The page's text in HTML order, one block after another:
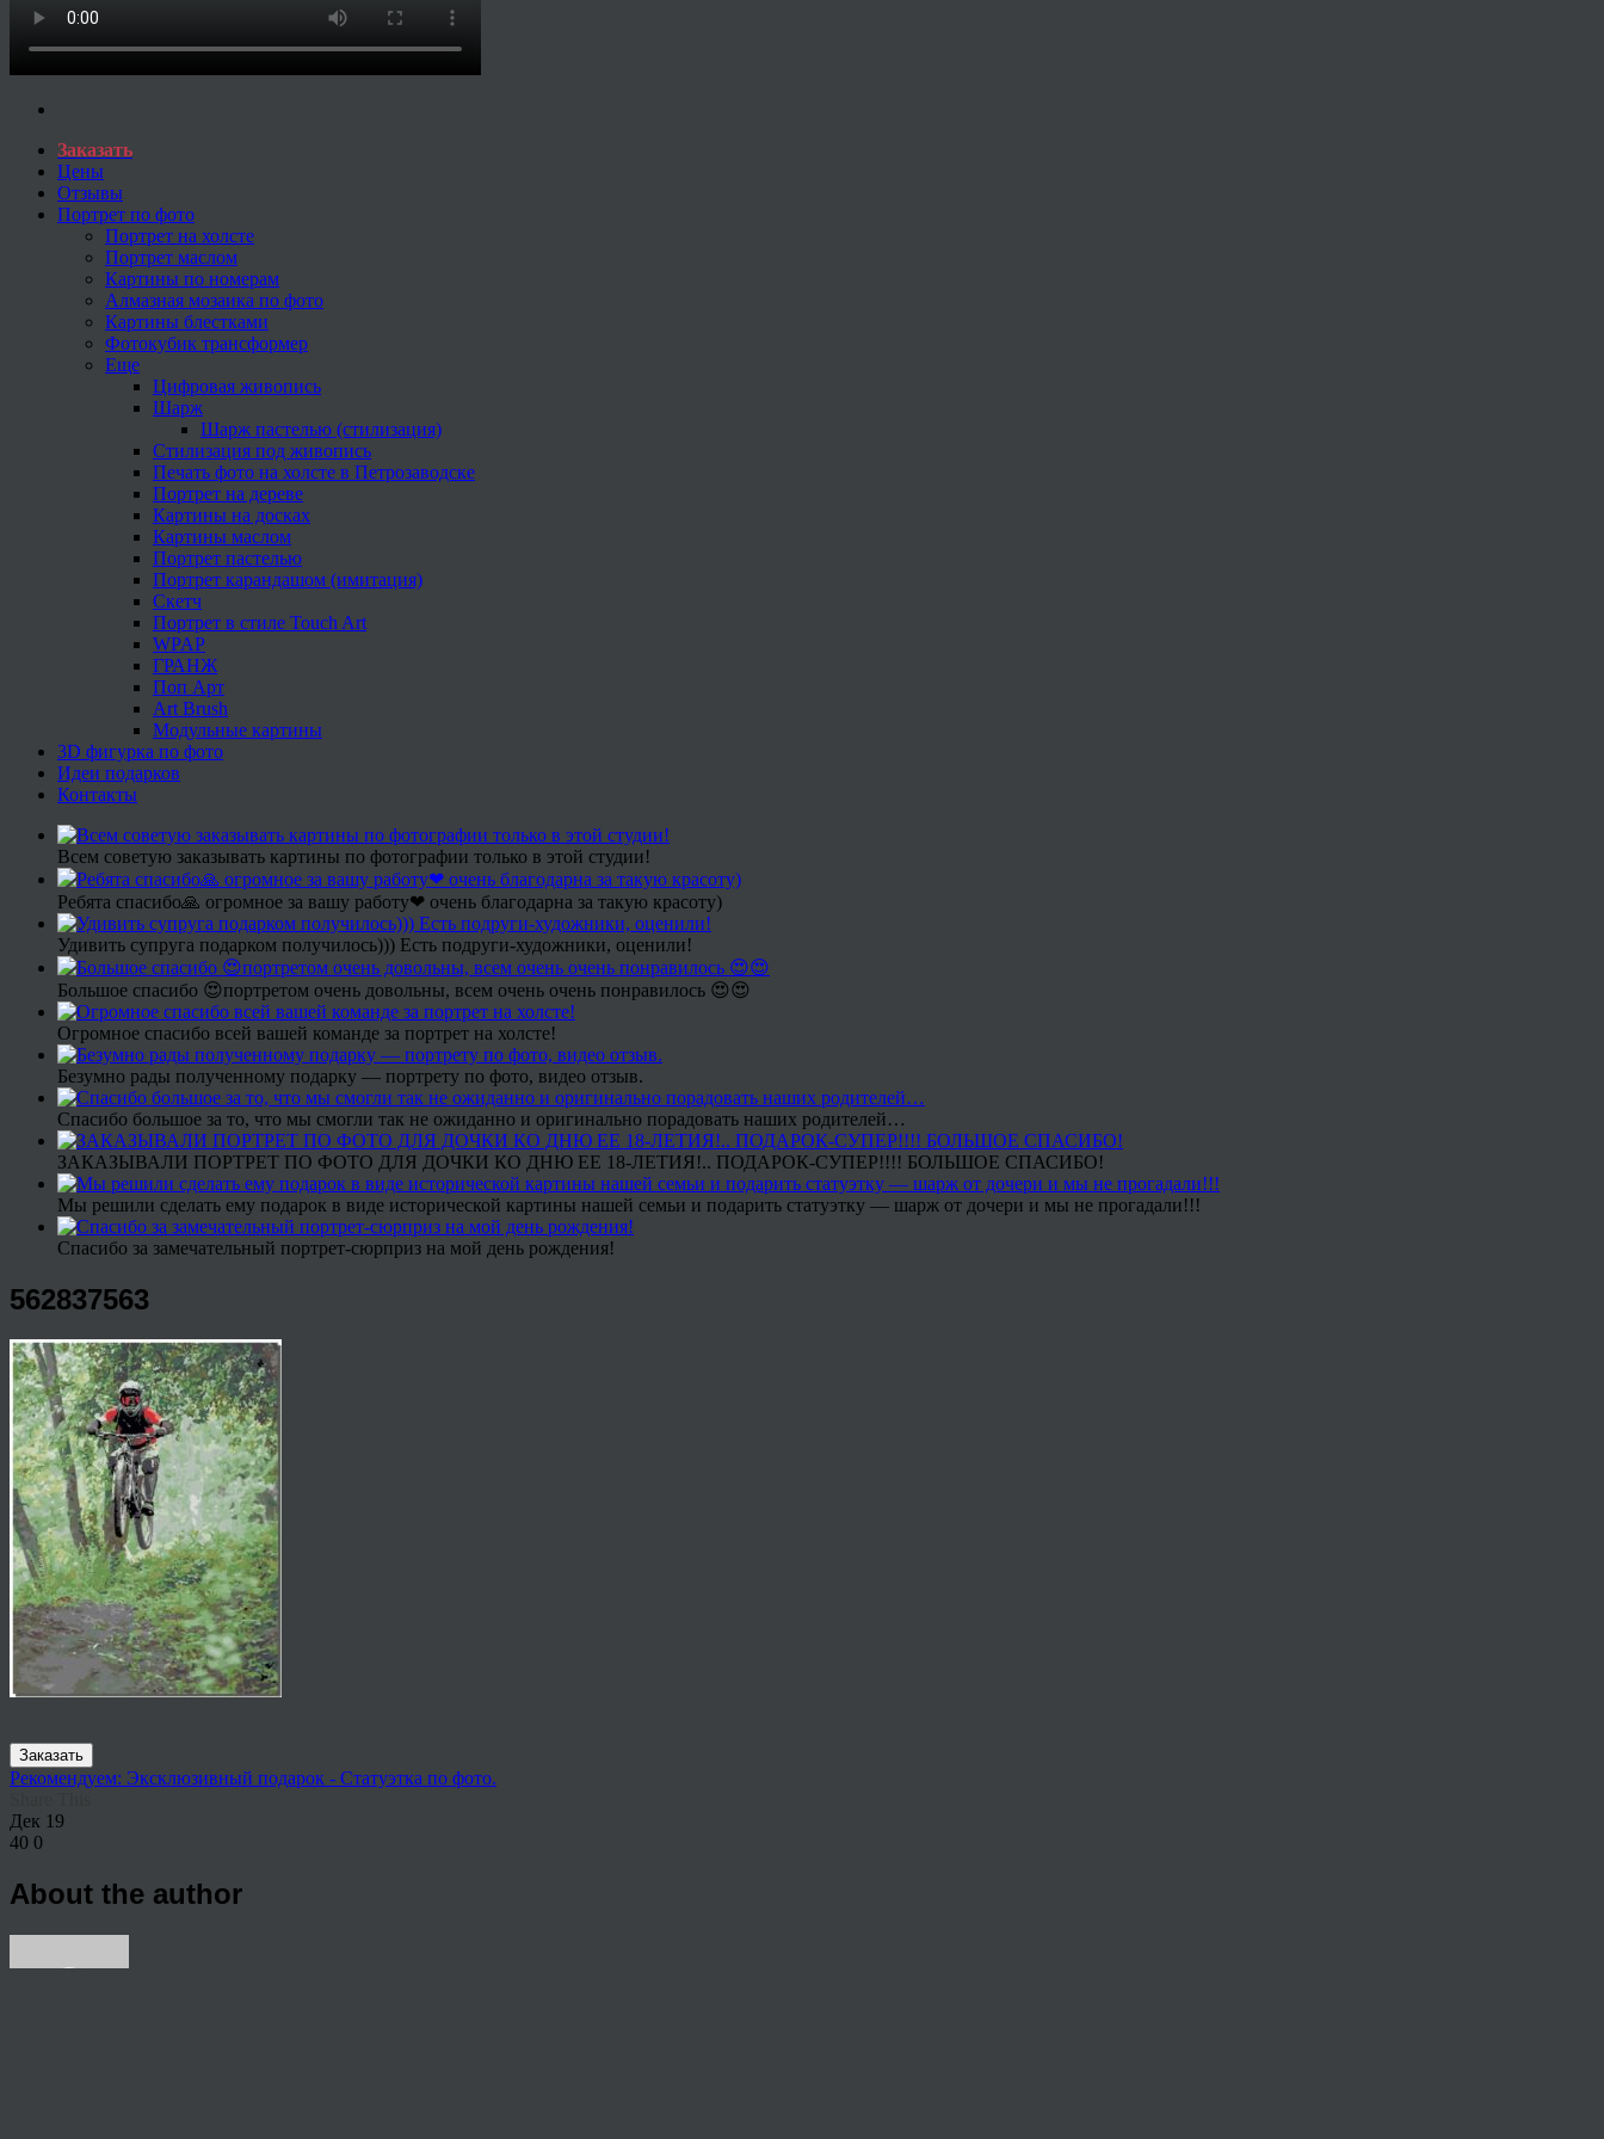
Заказать
Цены
Отзывы
Портрет по фото
Портрет на холсте
Портрет маслом
Картины по номерам
Алмазная мозаика по фото
Картины блестками
Фотокубик трансформер
Еще
Цифровая живопись
Шарж
Шарж пастелью (стилизация)
Стилизация под живопись
Печать фото на холсте в Петрозаводске
Портрет на дереве
Картины на досках
Картины маслом
Портрет пастелью
Портрет карандашом (имитация)
Скетч
Портрет в стиле Touch Art
WPAP
ГРАНЖ
Поп Арт
Art Brush
Модульные картины
3D фигурка по фото
Идеи подарков
Контакты
Всем советую заказывать картины по фотографии только в этой студии!
Ребята спасибо🙏 огромное за вашу работу❤ очень благодарна за такую красоту)
Удивить супруга подарком получилось))) Есть подруги-художники, оценили!
Большое спасибо 😍портретом очень довольны, всем очень очень понравилось 😍😍
Огромное спасибо всей вашей команде за портрет на холсте!
Безумно рады полученному подарку — портрету по фото, видео отзыв.
Спасибо большое за то, что мы смогли так не ожиданно и оригинально порадовать наших родителей…
ЗАКАЗЫВАЛИ ПОРТРЕТ ПО ФОТО ДЛЯ ДОЧКИ КО ДНЮ ЕЕ 18-ЛЕТИЯ!.. ПОДАРОК-СУПЕР!!!! БОЛЬШОЕ СПАСИБО!
Мы решили сделать ему подарок в виде исторической картины нашей семьи и подарить статуэтку — шарж от дочери и мы не прогадали!!!
Спасибо за замечательный портрет-сюрприз на мой день рождения!
562837563
Заказать
Рекомендуем: Эксклюзивный подарок - Статуэтка по фото.
Дек 19
40 0
About the author